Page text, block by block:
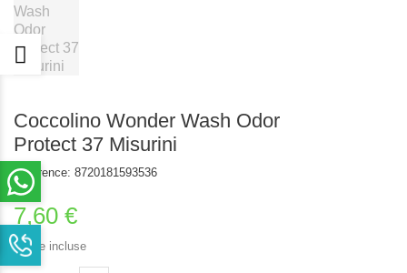
Coccolino Wonder Wash Odor
Protect 37 Misurini
Reference: 8720181593536
7,60 €
Tasse incluse